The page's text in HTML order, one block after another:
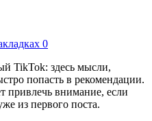
0
TikTok: здесь мысли,
попасть в рекомендации.
привлечь внимание, если
из первого поста.